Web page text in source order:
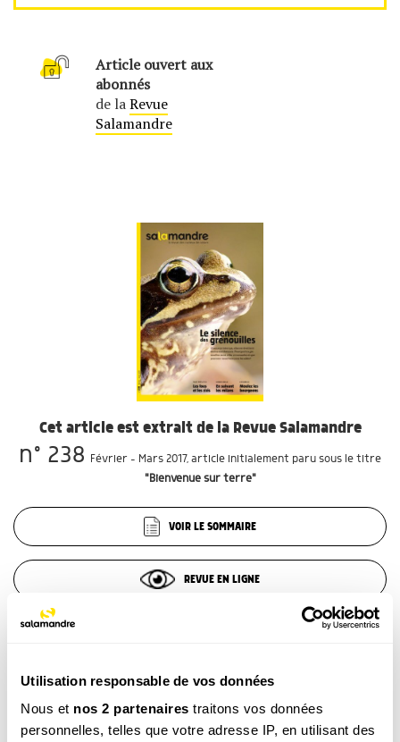
Utilisation responsable de vos données
Nous et nos 2 partenaires traitons vos données
personnelles, telles que votre adresse IP, en utilisant des
Article ouvert aux
abonnés
de laRevue
Salamandre
Cet article est extrait de la Revue Salamandre
n° 238 Février - Mars 2017, article initialement paru sous le titre
"Bienvenue sur terre"
VOIR LE SOMMAIRE
REVUE EN LIGNE